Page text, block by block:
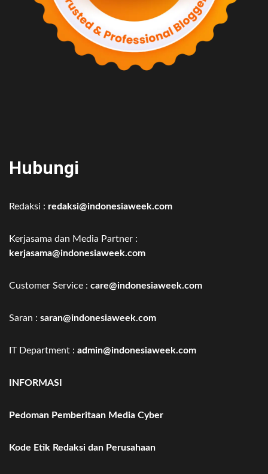
Hubungi
Redaksi : redaksi@indonesiaweek.com
Kerjasama dan Media Partner :
kerjasama@indonesiaweek.com
Customer Service : care@indonesiaweek.com
Saran : saran@indonesiaweek.com
IT Department : admin@indonesiaweek.com
INFORMASI
Pedoman Pemberitaan Media Cyber
Kode Etik Redaksi dan Perusahaan